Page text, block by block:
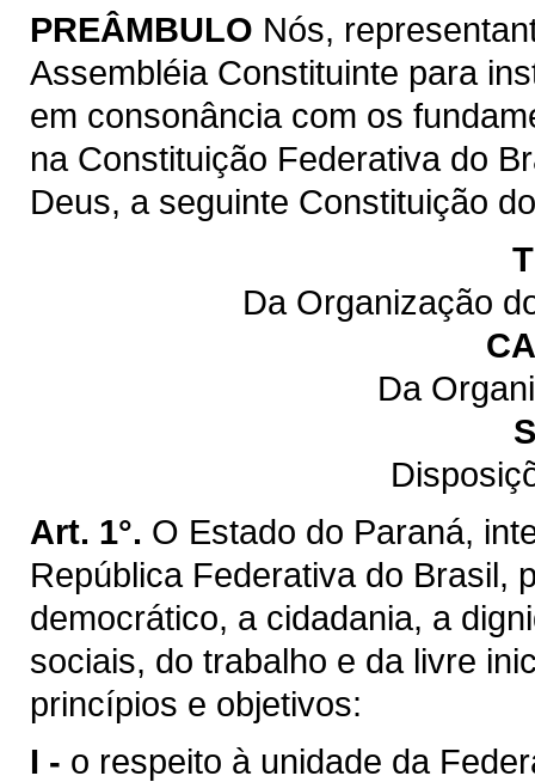
PREÂMBULO Nós,
Assembléia Constituinte para
em consonância com os
na Constituição Federativa do
Deus, a seguinte Constituição
Da Organização
Da
Art. 1°. O Estado do Paraná,
República Federativa do Brasil,
democrático, a cidadania, a
sociais, do trabalho e da livre
princípios e objetivos:
I - o respeito à unidade da